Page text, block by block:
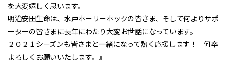
を大変嬉しく思います。
明治安田生命は、水戸ホーリーホックの皆さま、そして何よりサポ
ーターの皆さまに長年にわたり大変お世話になっています。
２０２１シーズンも皆さまと一緒になって熱く応援します！ 何卒
よろしくお願いいたします。』